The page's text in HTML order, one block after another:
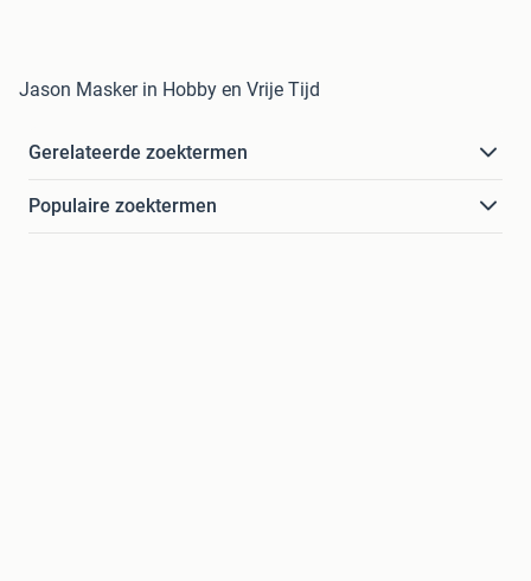
Jason Masker in Hobby en Vrije Tijd
Gerelateerde zoektermen
Populaire zoektermen